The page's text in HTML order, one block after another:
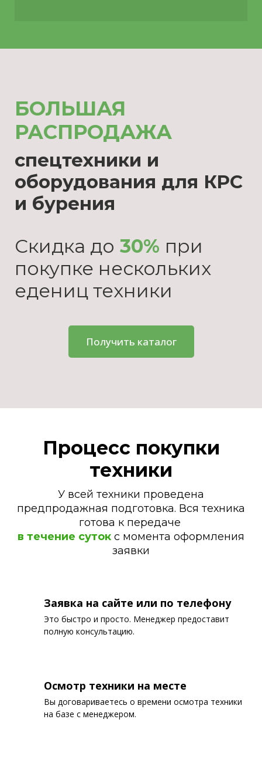
БОЛЬШАЯ
РАСПРОДАЖА
спецтехники и
оборудования для КРС
и бурения
Скидка до 30% при
покупке нескольких
едениц техники
Получить каталог
Процесс покупки
техники
У всей техники проведена
предпродажная подготовка. Вся техника
готова к передаче
в течение суток с момента оформления
заявки
Заявка на сайте или по телефону
Это быстро и просто. Менеджер предоставит
полную консультацию.
Осмотр техники на месте
Вы договариваетесь о времени осмотра техники
на базе с менеджером.